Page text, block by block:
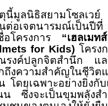
ตุนี้มูลนิธิสยามโซลเว
ต่อเจตนารมณ์เป็นปีที่
อโครงการ “เฮลเม
for Kids) โครง
รงค์ปลูกจิตสำนึก แล
ถึงความสำคัญในชีวิต
โดยเฉพาะอย่างยิ่งกั
น ซึ่งจะเป็นขุมพลังส